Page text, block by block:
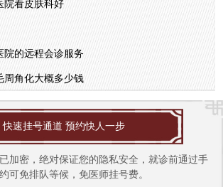
院看皮肤科好
院的远程会诊服务
周角化大概多少钱
快速挂号通道 预约快人一步
加密，绝对保证您的隐私安全，就诊前通过手
可免排队等候，免医师挂号费。